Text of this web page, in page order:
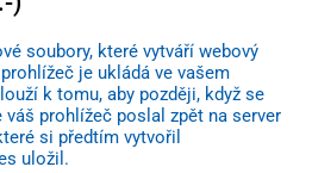
soubory, které vytváří webový
je ukládá ve vašem
k tomu, aby později, když se
prohlížeč poslal zpět na server
si předtím vytvořil
uložil.